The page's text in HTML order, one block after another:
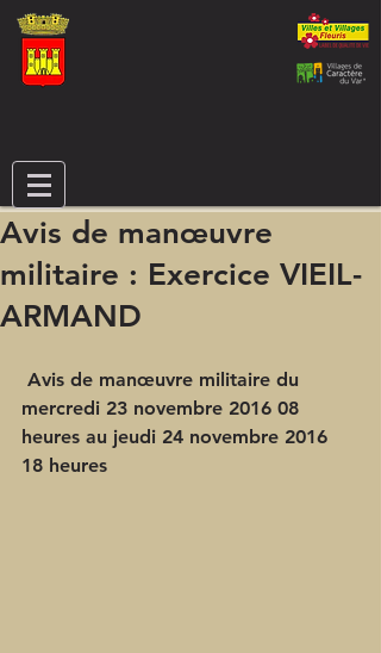
Avis de manœuvre
militaire : Exercice VIEIL-
ARMAND
mercredi 23 novembre 2016 08
heures au jeudi 24 novembre 2016
18 heures